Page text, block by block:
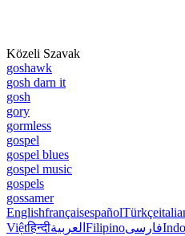
Közeli Szavak
goshawk
gosh darn it
gosh
gory
gormless
gospel
gospel blues
gospel music
gospels
gossamer
EnglishfrançaisespañolTürkçe
Việtहिन्दीالعربية Filipinoفارسی